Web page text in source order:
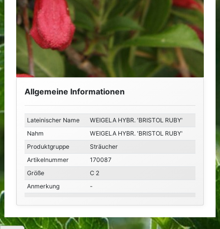
Allgemeine Informationen
Lateinischer Name
WEIGELA HYBR. 'BRISTOL RUBY'
Nahm
WEIGELA HYBR. 'BRISTOL RUBY'
Produktgruppe
Sträucher
Artikelnummer
170087
Größe
C 2
Anmerkung
-